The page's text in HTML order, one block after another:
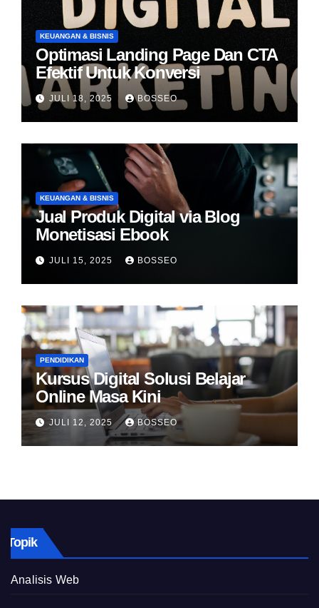
KEUANGAN & BISNIS
Optimasi Landing Page Dan CTA
Efektif Untuk Konversi
JULI 18, 2025 BOSSEO
KEUANGAN & BISNIS
Jual Produk Digital via Blog
Monetisasi Ebook
JULI 15, 2025 BOSSEO
PENDIDIKAN
Kursus Digital Solusi Belajar
Online Masa Kini
JULI 12, 2025 BOSSEO
Topik
Analisis Web